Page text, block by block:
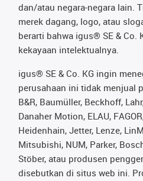
dan/atau negara-negara lain.
merek dagang, logo, atau
berarti bahwa igus® SE & Co.
kekayaan intelektualnya.
igus® SE & Co. KG ingin
perusahaan ini tidak menjual
B&R, Baumüller, Beckhoff,
Danaher Motion, ELAU,
Heidenhain, Jetter, Lenze,
Mitsubishi, NUM, Parker,
Stöber, atau produsen
disebutkan di situs web ini.